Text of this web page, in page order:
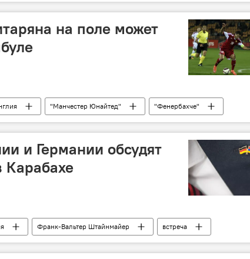
на поле может
"Манчестер Юнайтед" "Фенербахче"
и Германии обсудят
Карабахе
Франк-Вальтер Штайнмайер
встреча